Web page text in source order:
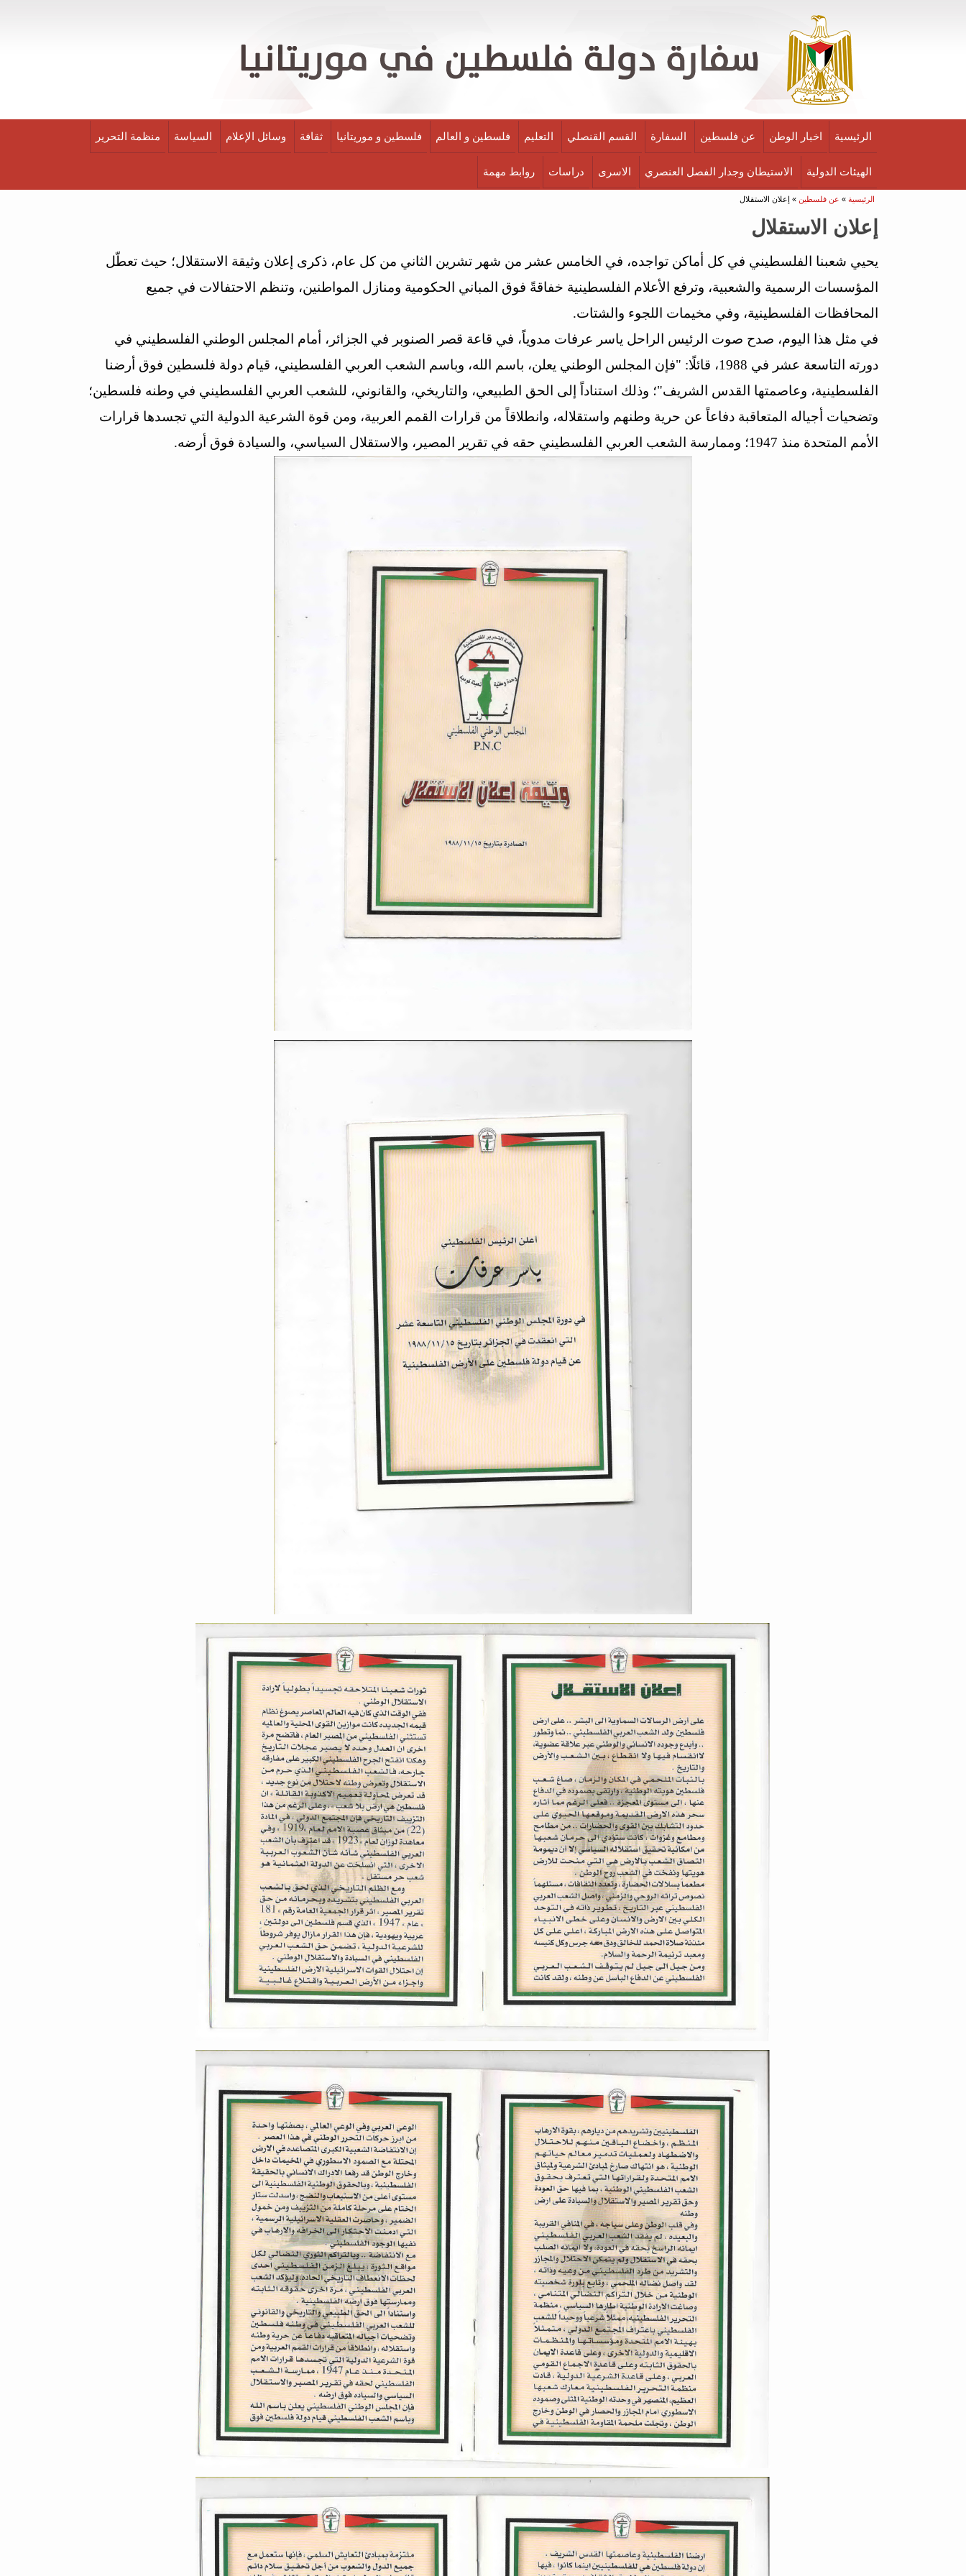
الرئيسية اخبار الوطن عن فلسطين السفارة القسم القنصلي التعليم فلسطين و العالم فلسطين و موريتانيا ثقافة وسائل الإعلام السياسة منظمة التحرير
الهيئات الدولية الاستيطان وجدار الفصل العنصري الاسرى دراسات روابط مهمة
أنت هنا
الرئيسية » عن فلسطين » إعلان الاستقلال
إعلان الاستقلال
يحيي شعبنا الفلسطيني في كل أماكن تواجده، في الخامس عشر من شهر تشرين الثاني من كل عام، ذكرى إعلان وثيقة الاستقلال؛ حيث تعطّل
المؤسسات الرسمية والشعبية، وترفع الأعلام الفلسطينية خفاقةً فوق المباني الحكومية ومنازل المواطنين، وتنظم الاحتفالات في جميع
المحافظات الفلسطينية، وفي مخيمات اللجوء والشتات.
في مثل هذا اليوم، صدح صوت الرئيس الراحل ياسر عرفات مدوياً، في قاعة قصر الصنوبر في الجزائر، أمام المجلس الوطني الفلسطيني في
دورته التاسعة عشر في 1988، قائلًا: "فإن المجلس الوطني يعلن، باسم الله، وباسم الشعب العربي الفلسطيني، قيام دولة فلسطين فوق أرضنا
الفلسطينية، وعاصمتها القدس الشريف"؛ وذلك استناداً إلى الحق الطبيعي، والتاريخي، والقانوني، للشعب العربي الفلسطيني في وطنه فلسطين؛
وتضحيات أجياله المتعاقبة دفاعاً عن حرية وطنهم واستقلاله، وانطلاقاً من قرارات القمم العربية، ومن قوة الشرعية الدولية التي تجسدها قرارات
الأمم المتحدة منذ 1947؛ وممارسة الشعب العربي الفلسطيني حقه في تقرير المصير، والاستقلال السياسي، والسيادة فوق أرضه.